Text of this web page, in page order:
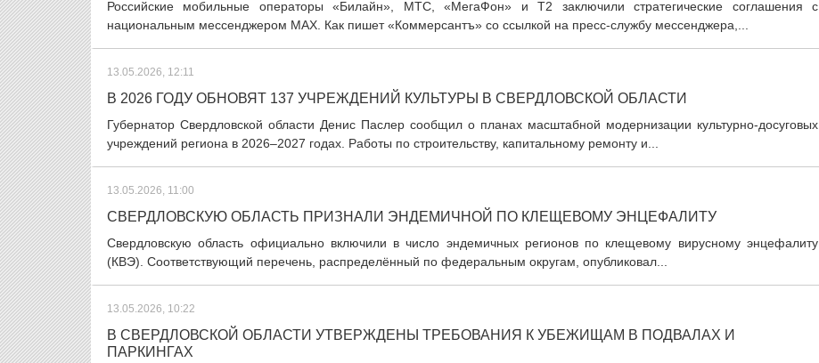
Российские мобильные операторы «Билайн», МТС, «МегаФон» и T2 заключили стратегические соглашения с
национальным мессенджером MAX. Как пишет «Коммерсантъ» со ссылкой на пресс-службу мессенджера,...
13.05.2026, 12:11
В 2026 ГОДУ ОБНОВЯТ 137 УЧРЕЖДЕНИЙ КУЛЬТУРЫ В СВЕРДЛОВСКОЙ ОБЛАСТИ
Губернатор Свердловской области Денис Паслер сообщил о планах масштабной модернизации культурно-досуговых
учреждений региона в 2026–2027 годах. Работы по строительству, капитальному ремонту и...
13.05.2026, 11:00
СВЕРДЛОВСКУЮ ОБЛАСТЬ ПРИЗНАЛИ ЭНДЕМИЧНОЙ ПО КЛЕЩЕВОМУ ЭНЦЕФАЛИТУ
Свердловскую область официально включили в число эндемичных регионов по клещевому вирусному энцефалиту
(КВЭ). Соответствующий перечень, распределённый по федеральным округам, опубликовал...
13.05.2026, 10:22
В СВЕРДЛОВСКОЙ ОБЛАСТИ УТВЕРЖДЕНЫ ТРЕБОВАНИЯ К УБЕЖИЩАМ В ПОДВАЛАХ И
ПАРКИНГАХ